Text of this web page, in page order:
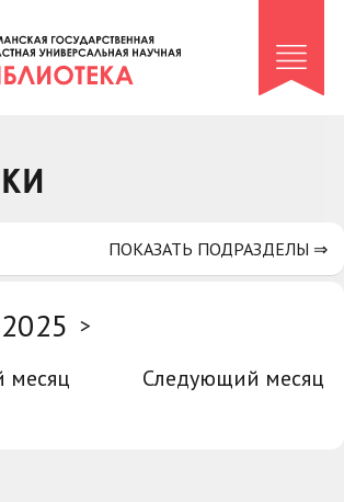
и сельдерей»
архив»
>
месяц
Следующий месяц
ПОКАЗАТЬ ПОДРАЗДЕЛЫ ⇒